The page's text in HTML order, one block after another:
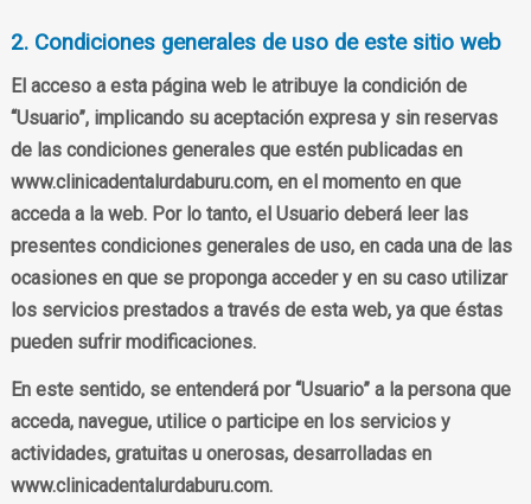
2. Condiciones generales de uso de este sitio web
El acceso a esta página web le atribuye la condición de
“Usuario”, implicando su aceptación expresa y sin reservas
de las condiciones generales que estén publicadas en
www.clinicadentalurdaburu.com, en el momento en que
acceda a la web. Por lo tanto, el Usuario deberá leer las
presentes condiciones generales de uso, en cada una de las
ocasiones en que se proponga acceder y en su caso utilizar
los servicios prestados a través de esta web, ya que éstas
pueden sufrir modificaciones.
En este sentido, se entenderá por “Usuario” a la persona que
acceda, navegue, utilice o participe en los servicios y
actividades, gratuitas u onerosas, desarrolladas en
www.clinicadentalurdaburu.com.